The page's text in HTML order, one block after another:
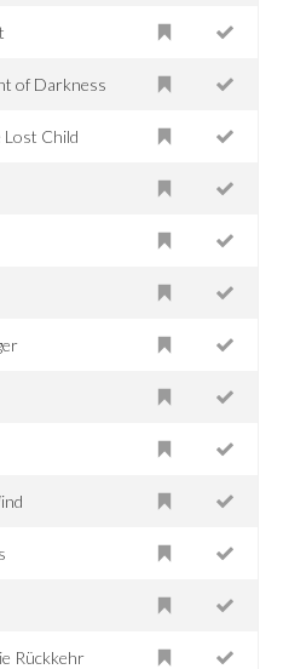
of Darkness
Lost Child
Rückkehr